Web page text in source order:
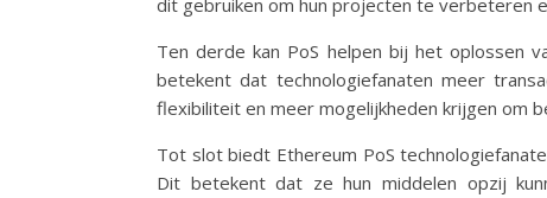
dit gebruiken om hun projecten te verbeteren
Ten derde kan PoS helpen bij het oplossen
betekent dat technologiefanaten meer
flexibiliteit en meer mogelijkheden krijgen om
Tot slot biedt Ethereum PoS
Dit betekent dat ze hun middelen opzij